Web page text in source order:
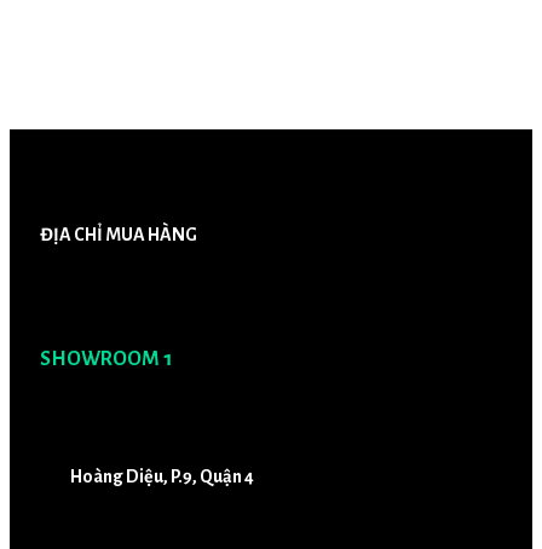
ĐỊA CHỈ MUA HÀNG
SHOWROOM 1
Hoàng Diệu, P.9, Quận 4